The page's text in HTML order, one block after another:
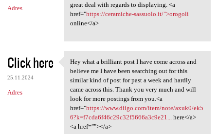
Adres
great deal with regards to displaying. <a
href="https://ceramiche-sassuolo.it/">orogoli
online</a>
Click here
25.11.2024
Adres
Hey what a brilliant post I
Hey what a brilliant post I have come across and
believe me I have been searching out for this
similar kind of post for past a week and hardly
came across this. Thank you very much and will
look for more postings from you.<a
href="https://www.diigo.com/item/note/axuk0/ek5
6?k=f7cda6f46c29c32f5666a3c9e21...
here</a>
<a href=""></a>